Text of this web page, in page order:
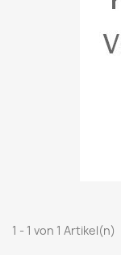
1 - 1 von 1 Artikel(n)